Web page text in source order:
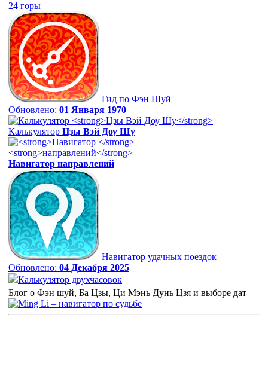
24 горы
Гид по Фэн Шуй
Обновлено: 01 Января 1970
Калькулятор Цзы Вэй Доу Шу
Навигатор направлений
Навигатор удачных поездок
Обновлено: 04 Декабря 2025
Калькулятор двухчасовок
Блог о Фэн шуй, Ба Цзы, Ци Мэнь Дунь Цзя и выборе дат